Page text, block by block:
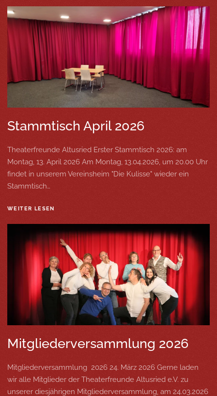
Stammtisch April 2026
Theaterfreunde Altusried Erster Stammtisch 2026: am
Montag, 13. April 2026 Am Montag, 13.04.2026, um 20.00 Uhr
findet in unserem Vereinsheim "Die Kulisse" wieder ein
Stammtisch…
WEITER LESEN
Mitgliederversammlung 2026
Mitgliederversammlung 2026 24. März 2026 Gerne laden
wir alle Mitglieder der Theaterfreunde Altusried e.V. zu
unserer diesjährigen Mitgliederversammlung, am 24.03.2026